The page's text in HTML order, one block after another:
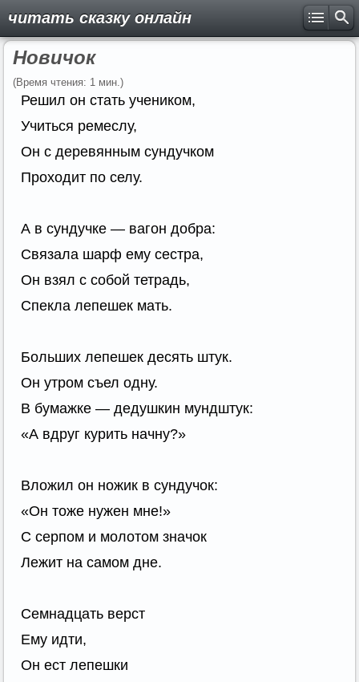
читать сказку онлайн
Новичок
(Время чтения: 1 мин.)
Решил он стать учеником,
Учиться ремеслу,
Он с деревянным сундучком
Проходит по селу.
А в сундучке — вагон добра:
Связала шарф ему сестра,
Он взял с собой тетрадь,
Спекла лепешек мать.
Больших лепешек десять штук.
Он утром съел одну.
В бумажке — дедушкин мундштук:
«А вдруг курить начну?»
Вложил он ножик в сундучок:
«Он тоже нужен мне!»
С серпом и молотом значок
Лежит на самом дне.
Семнадцать верст
Ему идти,
Он ест лепешки